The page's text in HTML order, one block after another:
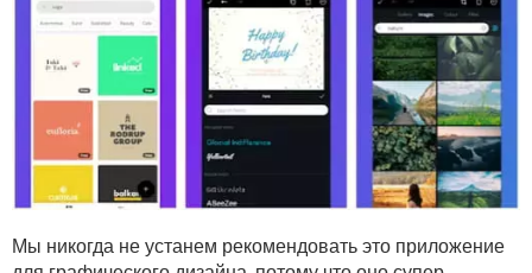
Мы никогда не устанем рекомендовать это приложение